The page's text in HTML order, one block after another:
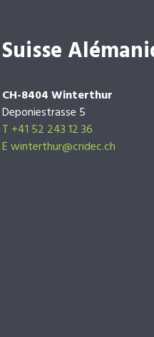
Suisse
CH-8404 Winterthur
Deponiestrasse 5
T +41 52 243 12 36
E winterthur@cridec.ch